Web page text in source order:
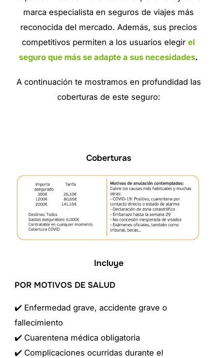
marca especialista en seguros de viajes más
reconocida del mercado. Además, sus precios
competitivos permiten a los usuarios elegir el
seguro que más se adapte a sus necesidades.
A continuación te mostramos en profundidad las
coberturas de este seguro:
Coberturas
Incluye
POR MOTIVOS DE SALUD
✔️ Enfermedad grave, accidente grave o
fallecimiento
✔️ Cuarentena médica obligatoria
✔️ Complicaciones ocurridas durante el